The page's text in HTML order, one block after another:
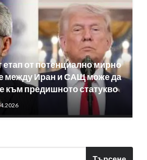
етап от потенциално мирно
между Иран и САЩ може да
към предишното статукво